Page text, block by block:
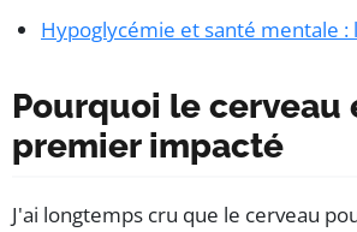
Hypoglycémie et santé mentale
Pourquoi le cerveau
premier impacté
J'ai longtemps cru que le cerveau